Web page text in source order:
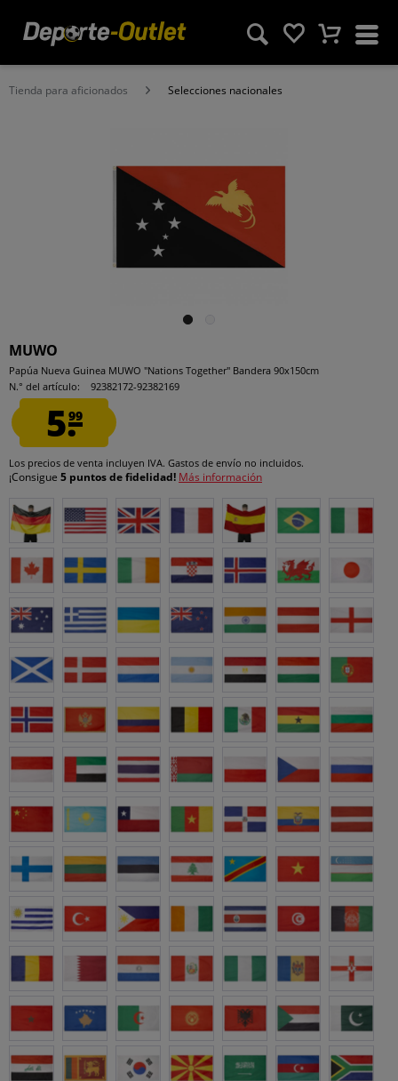
Tienda para aficionados Selecciones nacionales
MUWO
Papúa Nueva Guinea MUWO "Nations Together" Bandera 90x150cm
N.° del artículo:
92382172-92382169
5.99
Los precios de venta incluyen IVA. Gastos de envío no incluidos.
¡Consigue 5 puntos de fidelidad! Más información